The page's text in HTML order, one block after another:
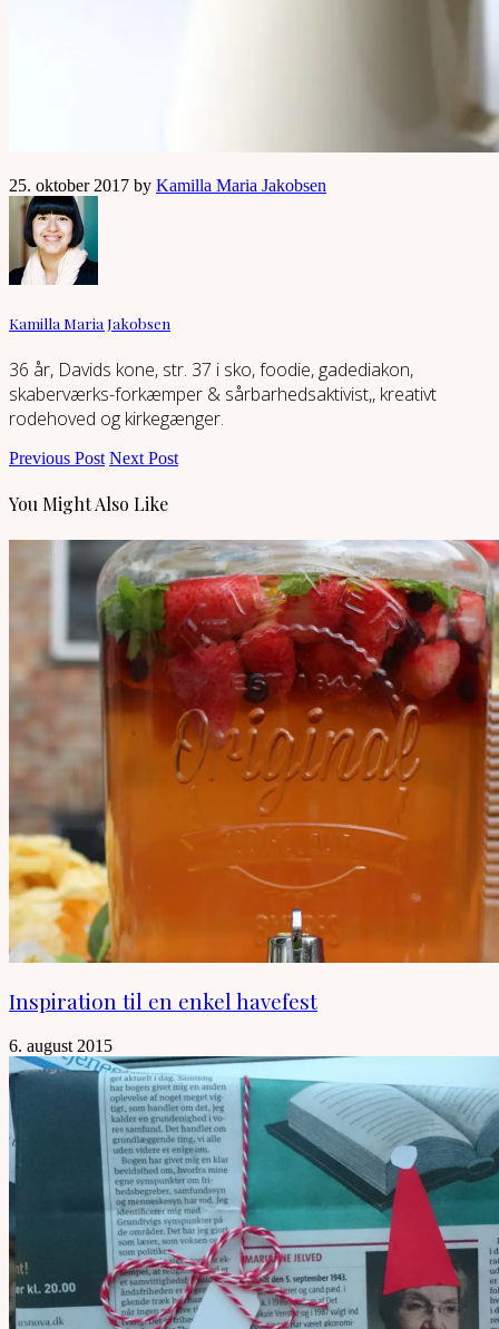
25. oktober 2017 by Kamilla Maria Jakobsen
Kamilla Maria Jakobsen
36 år, Davids kone, str. 37 i sko, foodie, gadediakon,
skaberværks-forkæmper & sårbarhedsaktivist,, kreativt
rodehoved og kirkegænger.
Previous Post Next Post
You Might Also Like
Inspiration til en enkel havefest
6. august 2015